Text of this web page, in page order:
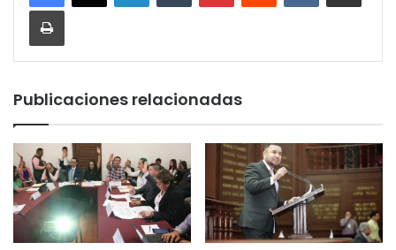
Imprimir
Publicaciones relacionadas